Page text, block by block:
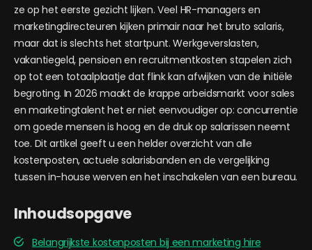
ze op het eerste gezicht lijken. Veel HR-managers en
marketingdirecteuren kijken primair naar het bruto salaris,
maar dat is slechts het startpunt. Werkgeverslasten,
vakantiegeld, pensioen en recruitmentkosten stapelen zich
op tot een totaalplaatje dat flink kan afwijken van de initiële
begroting. In 2026 maakt de krappe arbeidsmarkt voor sales
en marketingtalent het er niet eenvoudiger op: concurrentie
om goede mensen is hoog en de druk op salarissen neemt
toe. Dit artikel geeft u een helder overzicht van alle
kostenposten, actuele salarisbanden en de vergelijking
tussen in-house werven en het inschakelen van een bureau.
Inhoudsopgave
Belangrijkste kostenposten bij een marketing hire